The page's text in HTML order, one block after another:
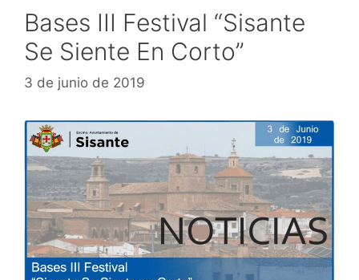
Bases III Festival “Sisante
Se Siente En Corto”
3 de junio de 2019